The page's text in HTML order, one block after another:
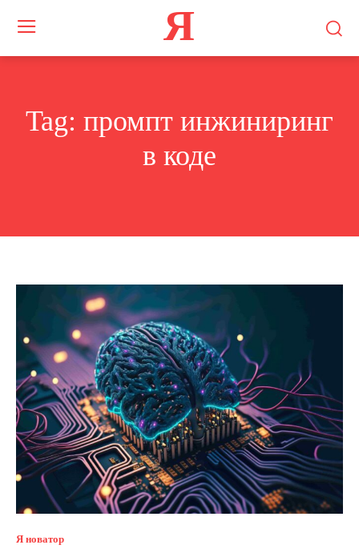
Я
Tag: промпт инжиниринг
в коде
Я новатор